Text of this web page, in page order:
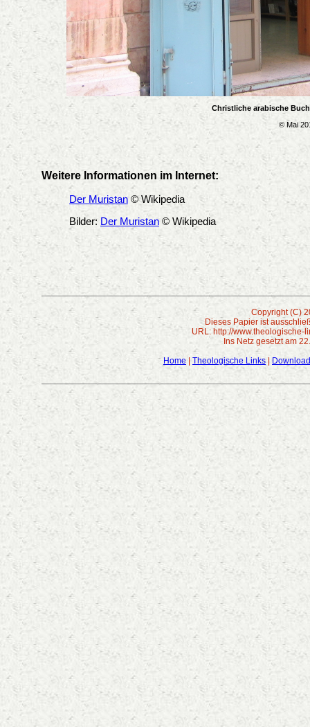
Christliche arabische
© Mai
Weitere Informationen im Internet:
Der Muristan © Wikipedia
Bilder: Der Muristan© Wikipedia
Copyright (C)
Dieses Papier ist
URL: http://
Ins Netz gesetzt am
Home
Theologische Links|